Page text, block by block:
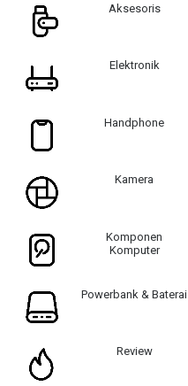
Aksesoris
Elektronik
Handphone
Kamera
Komponen
Komputer
Powerbank & Baterai
Review